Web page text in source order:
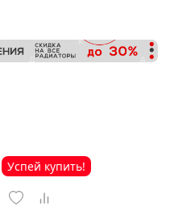
Успей купить!